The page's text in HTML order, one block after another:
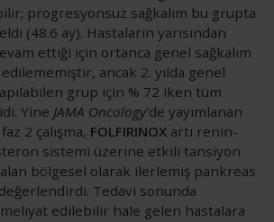
progresyonsuz sağkalım bu grupta
(48.6 ay). Hastaların yarısından
ettiği için ortanca genel sağkalım
ancak 2. yılda genel
grup için % 72 iken tüm
Yine JAMA Oncology'de yayımlanan
2 çalışma, FOLFIRINOX artı renin-
sistemi üzerine etkili tansiyon
alan bölgesel olarak ilerlemiş pankreas
Tedavi sonunda
edilebilir hale gelen hastalara